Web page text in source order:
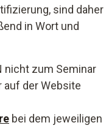
sind daher
in Wort und
nicht zum Seminar
auf der Website
bei dem jeweiligen